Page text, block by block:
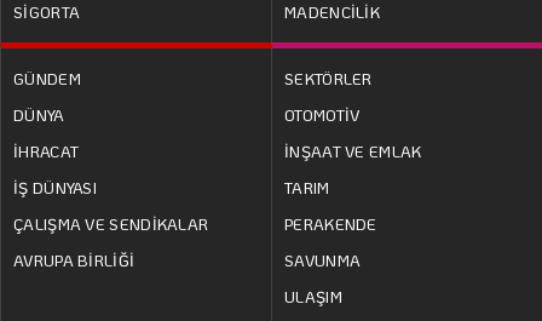
SİGORTA
MADENCİLİK
GÜNDEM
DÜNYA
İHRACAT
İŞ DÜNYASI
ÇALIŞMA VE SENDİKALAR
AVRUPA BİRLİĞİ
SEKTÖRLER
OTOMOTİV
İNŞAAT VE EMLAK
TARIM
PERAKENDE
SAVUNMA
ULAŞIM